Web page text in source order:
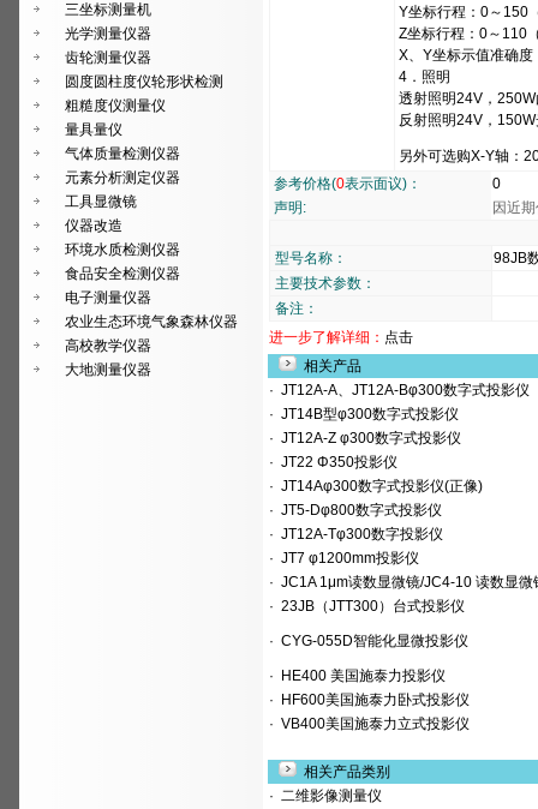
三坐标测量机
光学测量仪器
齿轮测量仪器
圆度圆柱度仪轮形状检测
粗糙度仪测量仪
量具量仪
气体质量检测仪器
元素分析测定仪器
工具显微镜
仪器改造
环境水质检测仪器
食品安全检测仪器
电子测量仪器
农业生态环境气象森林仪器
高校教学仪器
大地测量仪器
Y坐标行程：0～150
Z坐标行程：0～110
X、Y坐标示值准确
4．照明
透射照明24V，
反射照明24V，
另外可选购X-Y轴：
参考价格(0表示面议)：
0
声明:
因近
型号名称：
98JB
主要技术参数：
备注：
进一步了解详细： 点击
相关产品
· JT12A-A、JT12A-Bφ300数字式投影仪
· JT14B型φ300数字式投影仪
· JT12A-Z φ300数字式投影仪
· JT22 Φ350投影仪
· JT14Aφ300数字式投影仪(正像)
· JT5-Dφ800数字式投影仪
· JT12A-Tφ300数字投影仪
· JT7 φ1200mm投影仪
· JC1A 1μm读数显微镜/JC4-10 读数显微
· 23JB（JTT300）台式投影仪
· CYG-055D智能化显微投影仪
· HE400 美国施泰力投影仪
· HF600美国施泰力卧式投影仪
· VB400美国施泰力立式投影仪
相关产品类别
· 二维影像测量仪